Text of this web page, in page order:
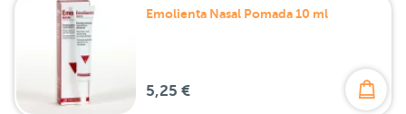
Emolienta Nasal Pomada 10 ml
5,25 €